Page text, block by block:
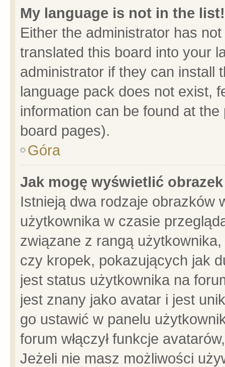
My language is not in the list!
Either the administrator has
translated this board into your
administrator if they can install
language pack does not exist,
information can be found at
board pages).
Góra
Jak mogę wyświetlić
Istnieją dwa rodzaje obrazków
użytkownika w czasie
związane z rangą
czy kropek, pokazujących jak
jest status użytkownika na
jest znany jako avatar i jest
go ustawić w panelu
forum włączył funkcje
Jeżeli nie masz możliwości